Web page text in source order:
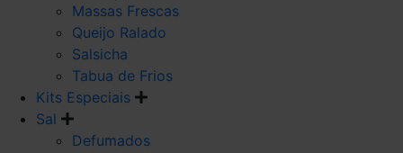
Massas Frescas
Queijo Ralado
Salsicha
Tabua de Frios
Kits Especiais
Sal
Defumados